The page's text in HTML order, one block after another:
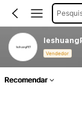
Vendedor
Recomendar